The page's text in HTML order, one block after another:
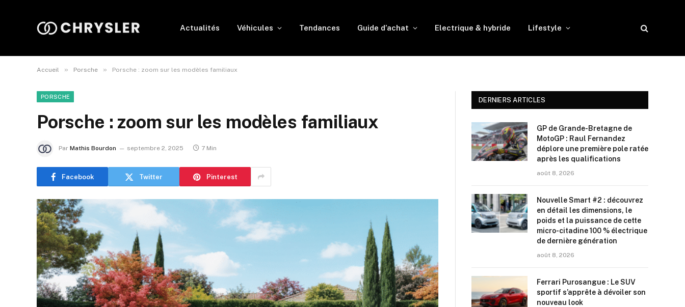
Actualités Véhicules Tendances Guide d’achat Electrique & hybride Lifestyle
Accueil » Porsche » Porsche : zoom sur les modèles familiaux
PORSCHE
Porsche : zoom sur les modèles familiaux
Par Mathis Bourdon septembre 2, 2025 7 Min
Facebook Twitter Pinterest
DERNIERS ARTICLES
GP de Grande-Bretagne de
MotoGP : Raul Fernandez
déplore une première pole ratée
après les qualifications
août 8, 2026
Nouvelle Smart #2 : découvrez
en détail les dimensions, le
poids et la puissance de cette
micro-citadine 100 % électrique
de dernière génération
août 8, 2026
Ferrari Purosangue : Le SUV
sportif s’apprête à dévoiler son
nouveau look